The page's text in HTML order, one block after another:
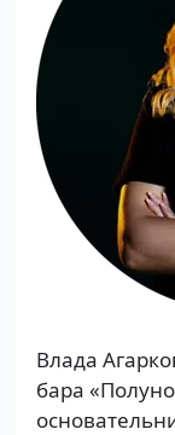
Влада
бара